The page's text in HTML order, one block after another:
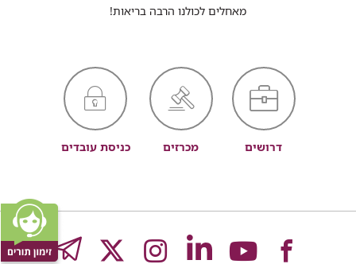
מאחלים לכולנו הרבה בריאות!
דרושים מכרזים כניסת עובדים